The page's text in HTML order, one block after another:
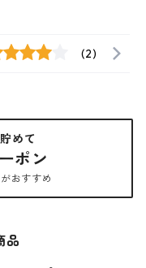
(2)
めて
ポン
おすすめ
品